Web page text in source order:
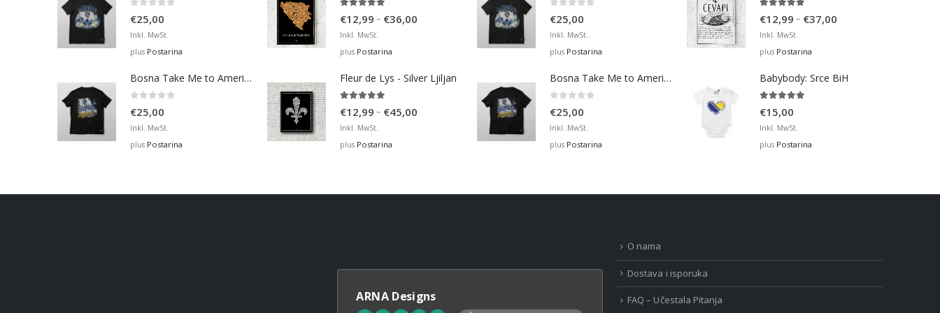
€25,00
Inkl. MwSt.
plus Postarina
Bosna Take Me to America Navijačka Majica 2
€25,00
Inkl. MwSt.
plus Postarina
€12,99 – €36,00
€36,00
Inkl. MwSt.
plus Postarina
Fleur de Lys - Silver Ljiljan
€12,99 – €45,00
Inkl. MwSt.
plus Postarina
€25,00
Inkl. MwSt.
plus Postarina
Bosna Take Me to America Navijačka Majica 2
€25,00
Inkl. MwSt.
plus Postarina
€12,99 – €37,00
€37,00
Inkl. MwSt.
plus Postarina
Babybody: Srce BiH
€15,00
Inkl. MwSt.
plus Postarina
ARNA Designs
O nama
Dostava i isporuka
FAQ – Učestala Pitanja